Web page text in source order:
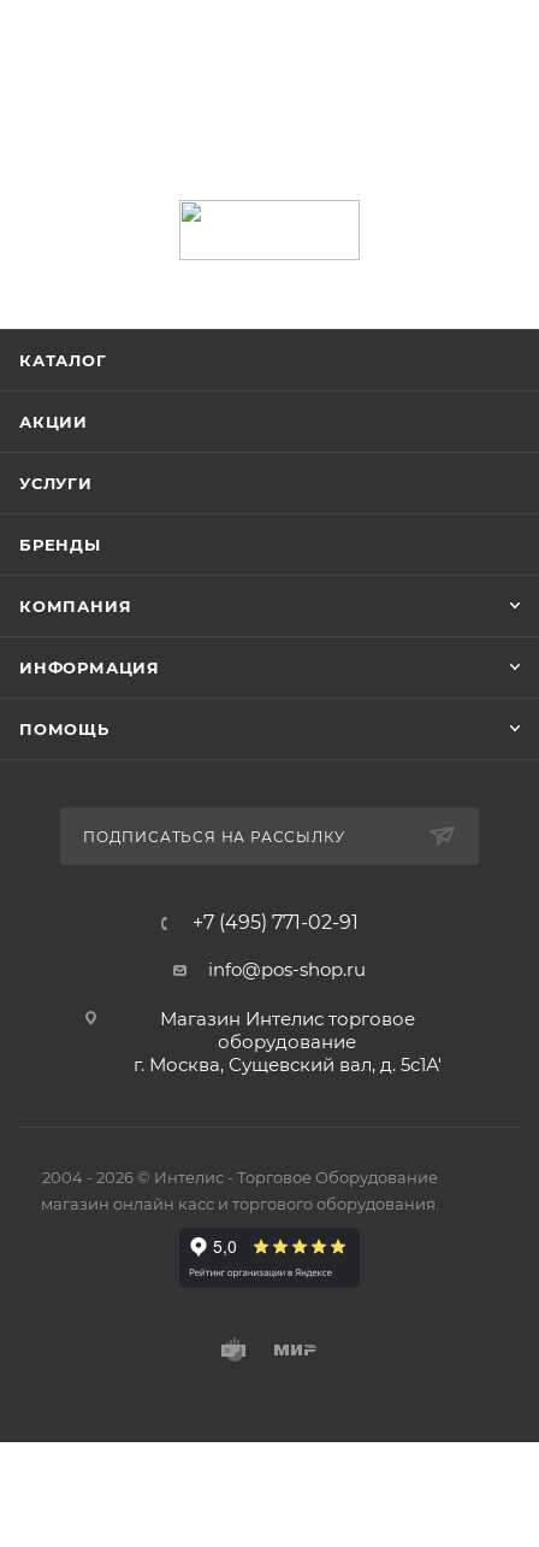
КАТАЛОГ
АКЦИИ
УСЛУГИ
БРЕНДЫ
КОМПАНИЯ
ИНФОРМАЦИЯ
ПОМОЩЬ
ПОДПИСАТЬСЯ НА РАССЫЛКУ
+7 (495) 771-02-91
info@pos-shop.ru
Магазин Интелис торговое
оборудование
г. Москва, Сущевский вал, д. 5с1А'
2004 - 2026 © Интелис - Торговое Оборудование
магазин онлайн касс и торгового оборудования.